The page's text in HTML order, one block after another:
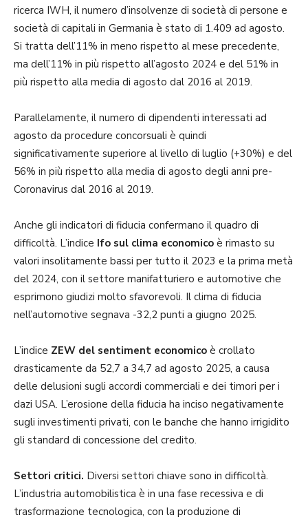
ricerca IWH, il numero d’insolvenze di società di persone e
società di capitali in Germania è stato di 1.409 ad agosto.
Si tratta dell’11% in meno rispetto al mese precedente,
ma dell’11% in più rispetto all’agosto 2024 e del 51% in
più rispetto alla media di agosto dal 2016 al 2019.
Parallelamente, il numero di dipendenti interessati ad
agosto da procedure concorsuali è quindi
significativamente superiore al livello di luglio (+30%) e del
56% in più rispetto alla media di agosto degli anni pre-
Coronavirus dal 2016 al 2019.
Anche gli indicatori di fiducia confermano il quadro di
difficoltà. L’indice Ifo sul clima economico è rimasto su
valori insolitamente bassi per tutto il 2023 e la prima metà
del 2024, con il settore manifatturiero e automotive che
esprimono giudizi molto sfavorevoli. Il clima di fiducia
nell’automotive segnava -32,2 punti a giugno 2025.
L’indice ZEW del sentiment economico è crollato
drasticamente da 52,7 a 34,7 ad agosto 2025, a causa
delle delusioni sugli accordi commerciali e dei timori per i
dazi USA. L’erosione della fiducia ha inciso negativamente
sugli investimenti privati, con le banche che hanno irrigidito
gli standard di concessione del credito.
Settori critici. Diversi settori chiave sono in difficoltà.
L’industria automobilistica è in una fase recessiva e di
trasformazione tecnologica, con la produzione di